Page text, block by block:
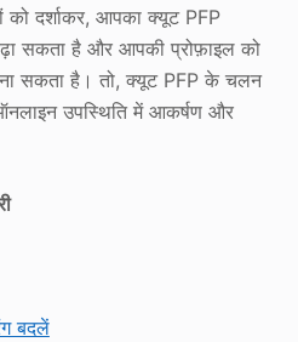
दर्शाकर, आपका क्यूट PFP
सकता है और आपकी प्रोफ़ाइल को
सकता है। तो, क्यूट PFP के चलन
उपस्थिति में आकर्षण और
बदलें